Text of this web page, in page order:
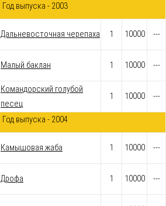
Год выпуска - 2003
Дальневосточная черепаха 1 10000 ---
Малый баклан 1 10000 ---
Командорский голубой
песец
1 10000 ---
Год выпуска - 2004
Камышовая жаба 1 10000 ---
Дрофа 1 10000 ---